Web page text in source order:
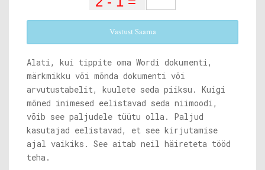
Vastust Saama
Alati, kui tippite oma Wordi dokumenti,
märkmikku või mõnda dokumenti või
arvutustabelit, kuulete seda piiksu. Kuigi
mõned inimesed eelistavad seda niimoodi,
võib see paljudele tüütu olla. Paljud
kasutajad eelistavad, et see kirjutamise
ajal vaikiks. See aitab neil häireteta tööd
teha.